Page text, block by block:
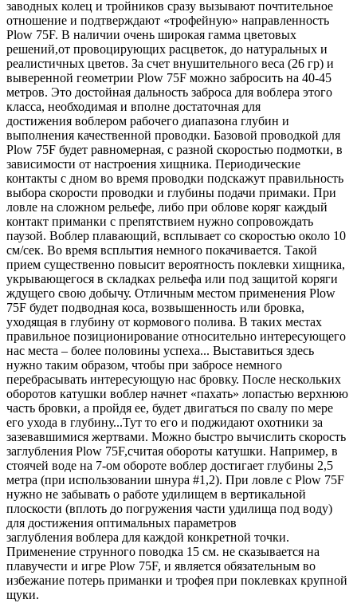
заводных колец и тройников сразу вызывают почтительное
отношение и подтверждают «трофейную» направленность
Plow 75F. В наличии очень широкая гамма цветовых
решений,от провоцирующих расцветок, до натуральных и
реалистичных цветов. За счет внушительного веса (26 гр) и
выверенной геометрии Plow 75F можно забросить на 40-45
метров. Это достойная дальность заброса для воблера этого
класса, необходимая и вполне достаточная для
достижения воблером рабочего диапазона глубин и
выполнения качественной проводки. Базовой проводкой для
Plow 75F будет равномерная, с разной скоростью подмотки, в
зависимости от настроения хищника. Периодические
контакты с дном во время проводки подскажут правильность
выбора скорости проводки и глубины подачи примаки. При
ловле на сложном рельефе, либо при облове коряг каждый
контакт приманки с препятствием нужно сопровождать
паузой. Воблер плавающий, всплывает со скоростью около 10
см/сек. Во время всплытия немного покачивается. Такой
прием существенно повысит вероятность поклевки хищника,
укрывающегося в складках рельефа или под защитой коряги
ждущего свою добычу. Отличным местом применения Plow
75F будет подводная коса, возвышенность или бровка,
уходящая в глубину от кормового полива. В таких местах
правильное позиционирование относительно интересующего
нас места – более половины успеха... Выставиться здесь
нужно таким образом, чтобы при забросе немного
перебрасывать интересующую нас бровку. После нескольких
оборотов катушки воблер начнет «пахать» лопастью верхнюю
часть бровки, а пройдя ее, будет двигаться по свалу по мере
его ухода в глубину...Тут то его и поджидают охотники за
зазевавшимися жертвами. Можно быстро вычислить скорость
заглубления Plow 75F,считая обороты катушки. Например, в
стоячей воде на 7-ом обороте воблер достигает глубины 2,5
метра (при использовании шнура #1,2). При ловле с Plow 75F
нужно не забывать о работе удилищем в вертикальной
плоскости (вплоть до погружения части удилища под воду)
для достижения оптимальных параметров
заглубления воблера для каждой конкретной точки.
Применение струнного поводка 15 см. не сказывается на
плавучести и игре Plow 75F, и является обязательным во
избежание потерь приманки и трофея при поклевках крупной
щуки.